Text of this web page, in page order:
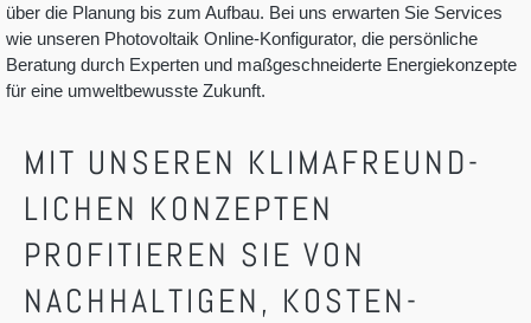
über die Planung bis zum Aufbau. Bei uns erwarten Sie Services
wie unseren Photovoltaik Online-Konfigurator, die persönliche
Beratung durch Experten und maßgeschneiderte Energiekonzepte
für eine umweltbewusste Zukunft.
MIT UNSEREN KLIMA­FREUND­
LICHEN KONZEPTEN
PROFITIEREN SIE VON
NACHHALTIGEN, KOSTEN­